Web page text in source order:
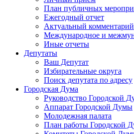
План публичных
Ежегодный отчет
Актуальный комментарий
Международное и
Иные отчеты
Депутаты
Ваш Депутат
Избирательные округа
Поиск депутата по адресу
Городская Дума
Руководство Городской
Аппарат Городской Думы
Молодежная палата
План работы Городской